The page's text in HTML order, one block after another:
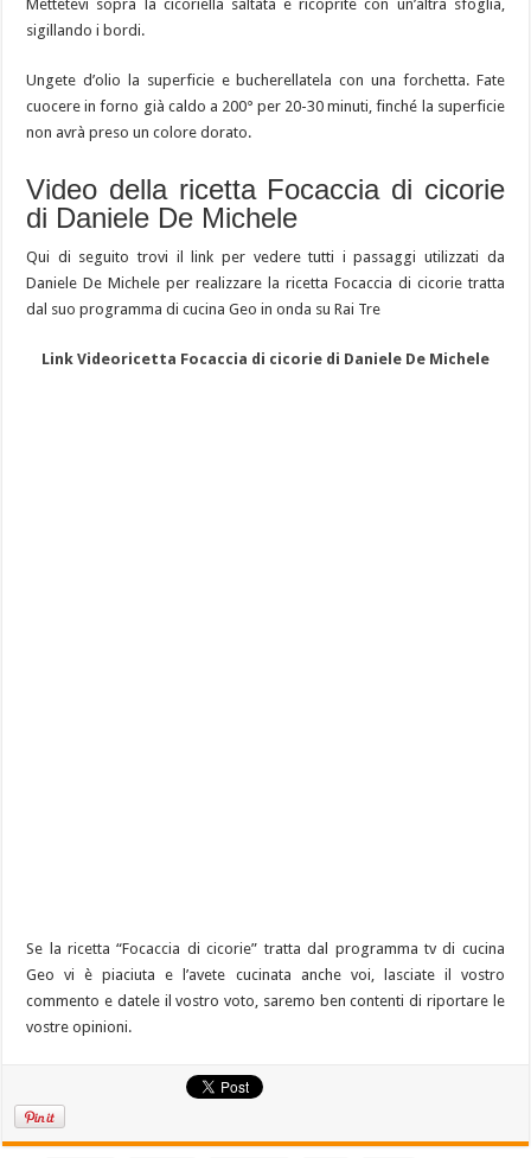
Mettetevi sopra la cicoriella saltata e ricoprite con un’altra sfoglia,
sigillando i bordi.
Ungete d’olio la superficie e bucherellatela con una forchetta. Fate
cuocere in forno già caldo a 200° per 20-30 minuti, finché la superficie
non avrà preso un colore dorato.
Video della ricetta Focaccia di cicorie
di Daniele De Michele
Qui di seguito trovi il link per vedere tutti i passaggi utilizzati da
Daniele De Michele per realizzare la ricetta Focaccia di cicorie tratta
dal suo programma di cucina Geo in onda su Rai Tre
Link Videoricetta Focaccia di cicorie di Daniele De Michele
Se la ricetta “Focaccia di cicorie” tratta dal programma tv di cucina
Geo vi è piaciuta e l’avete cucinata anche voi, lasciate il vostro
commento e datele il vostro voto, saremo ben contenti di riportare le
vostre opinioni.